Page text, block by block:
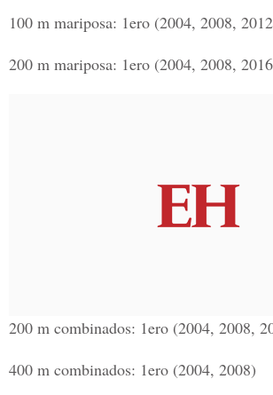
100 m mariposa: 1ero (2004, 2008,
200 m mariposa: 1ero (2004, 2008,
200 m combinados: 1ero (2004, 2008,
400 m combinados: 1ero (2004, 2008)